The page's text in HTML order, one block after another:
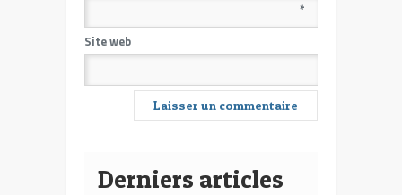
*
Site web
Derniers articles